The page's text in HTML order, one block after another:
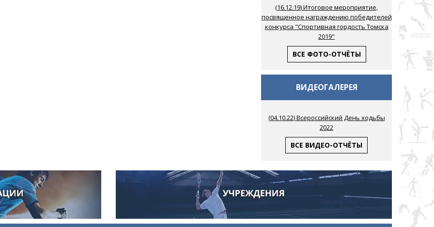
(16.12.19) Итоговое мероприятие,
посвященное награждению победителей
конкурса "Спортивная гордость Томска
2019"
ВСЕ ФОТО-ОТЧЁТЫ
ВИДЕОГАЛЕРЕЯ
(04.10.22) Всероссийский День ходьбы
2022
ВСЕ ВИДЕО-ОТЧЁТЫ